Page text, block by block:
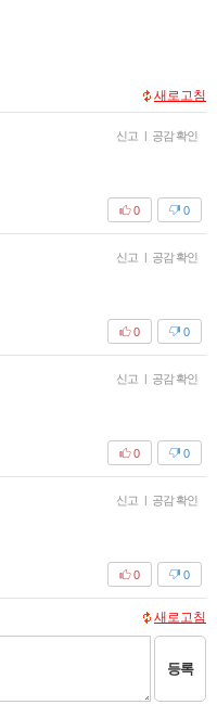
새로고침
신고 | 공감 확인
0
0
신고 | 공감 확인
0
0
신고 | 공감 확인
0
0
신고 | 공감 확인
0
0
새로고침
등록